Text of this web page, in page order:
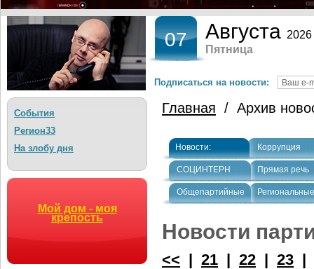
Подписаться на новости:
События
Регион33
На злобу дня
Мой дом - моя
крепость
07 Августа 2026
Пятница
Главная / Архив
Новости: Коррупция
СОЦИНТЕРН Прямая речь
Общепартийные Региональные
Новости
<< | 21 | 22 | 23 |